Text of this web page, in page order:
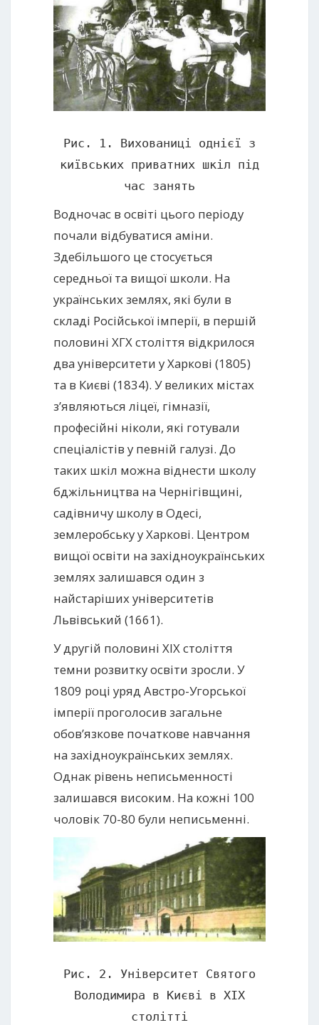
Рис. 1. Вихованиці однієї з
київських приватних шкіл під
час занять
Водночас в освіті цього періоду
почали відбуватися аміни.
Здебільшого це стосується
середньої та вищої школи. На
українських землях, які були в
складі Російської імперії, в першій
половині ХГХ століття відкрилося
два університети у Харкові (1805)
та в Києві (1834). У великих містах
з’являються ліцеї, гімназії,
професійні ніколи, які готували
спеціалістів у певній галузі. До
таких шкіл можна віднести школу
бджільництва на Чернігівщині,
садівничу школу в Одесі,
землеробську у Харкові. Центром
вищої освіти на західноукраїнських
землях залишався один з
найстаріших університетів
Львівський (1661).
У другій половині XIX століття
темни розвитку освіти зросли. У
1809 році уряд Австро-Угорської
імперії проголосив загальне
обов’язкове початкове навчання
на західноукраїнських землях.
Однак рівень неписьменності
залишався високим. На кожні 100
чоловік 70-80 були неписьменні.
Рис. 2. Університет Святого
Володимира в Києві в ХІХ
столітті